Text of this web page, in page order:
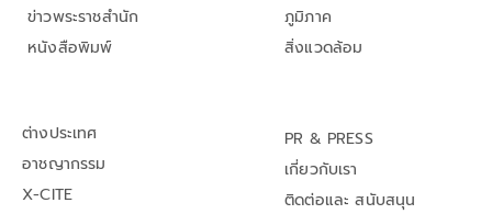
ข่าวพระราชสำนัก
หนังสือพิมพ์
ภูมิภาค
สิ่งแวดล้อม
ต่างประเทศ
อาชญากรรม
X-CITE
PR & PRESS
เกี่ยวกับเรา
ติดต่อและ สนับสนุน